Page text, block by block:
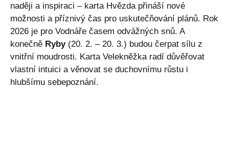
naději a inspiraci – karta Hvězda přináší nové
možnosti a příznivý čas pro uskutečňování plánů. Rok
2026 je pro Vodnáře časem odvážných snů. A
konečně Ryby(20. 2. – 20. 3.) budou čerpat sílu z
vnitřní moudrosti. Karta Velekněžka radí důvěřovat
vlastní intuici a věnovat se duchovnímu růstu i
hlubšímu sebepoznání.